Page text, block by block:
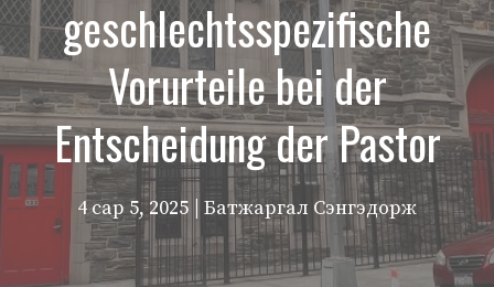
geschlechtsspezifische
Vorurteile bei der
Entscheidung der Pastor
4 сар 5, 2025 | Батжаргал Сэнгэдорж